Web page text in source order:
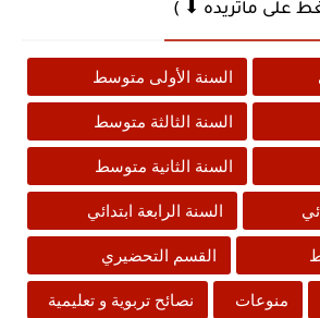
على ماتريده ⬇ )
السنة الأولى متوسط
السنة الثالثة متوسط
السنة الثانية متوسط
السنة الرابعة ابتدائي
القسم التحضيري
منوعات نصائح تربوية و تعليمية